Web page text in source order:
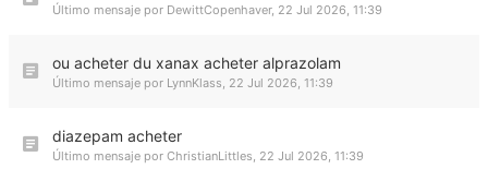
Último mensaje por DewittCopenhaver, 22 Jul 2026, 11:39
ou acheter du xanax acheter alprazolam
Último mensaje por LynnKlass, 22 Jul 2026, 11:39
diazepam acheter
Último mensaje por ChristianLittles, 22 Jul 2026, 11:39